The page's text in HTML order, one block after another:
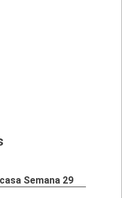
Semana 29